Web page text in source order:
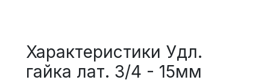
Характеристики Удл.
гайка лат. 3/4 - 15мм